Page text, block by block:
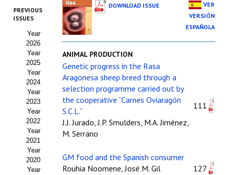
Cincuentenario AIDA
Organigrama
Estatutos
Hacerse socio
Noticias
Galería de Fotos
Web AIDA 2.0
REVISTA ITEA
PREVIOUS
ISSUES
Year
2026
Year
2025
Year
2024
Year
2023
Year
2022
Year
2021
Year
2020
Year
DOWNLOAD ISSUE
VER
VERSIÓN
ESPAÑOLA
ANIMAL PRODUCTION
Genetic progress in the Rasa
Aragonesa sheep breed through a
selection programme carried out by
the cooperative “Carnes Oviaragón
S.C.L.”
J.J. Jurado, J.P. Smulders, M.A. Jiménez,
M. Serrano
111
GM food and the Spanish consumer
Rouhia Noomene, José M. Gil
127